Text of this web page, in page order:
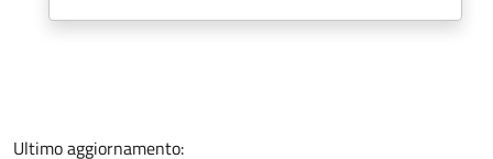
Ultimo aggiornamento: